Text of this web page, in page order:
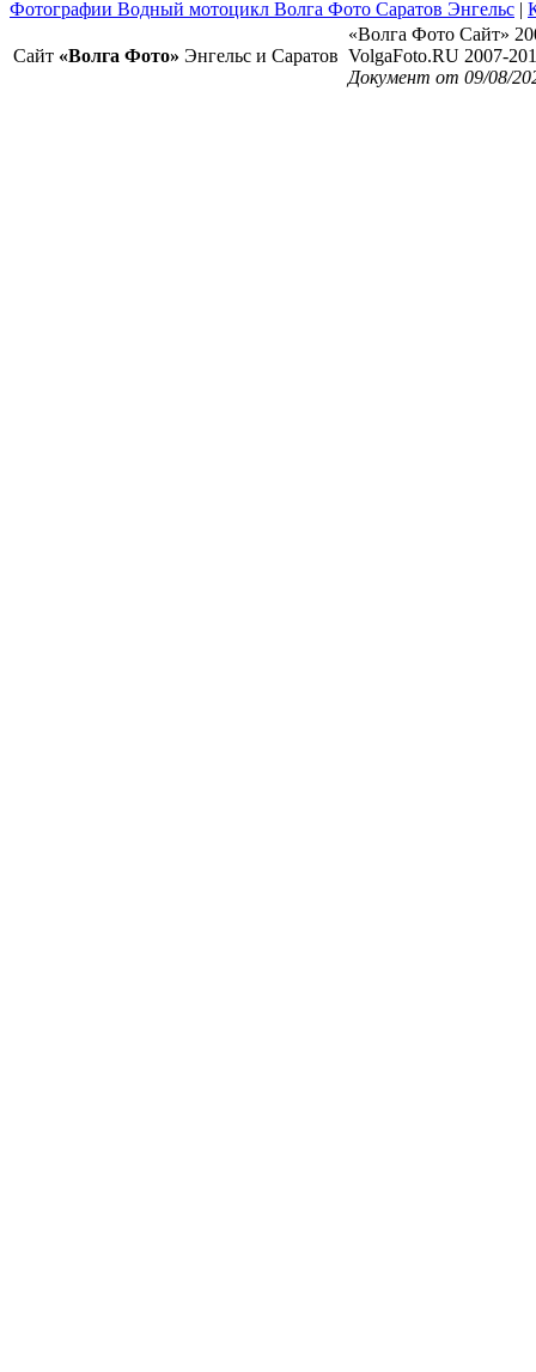
Фотографии Водный мотоцикл Волга Фото Саратов Энгельс |
Сайт «Волга Фото» Энгельс и Саратов
«Волга Фото Сайт»
VolgaFoto.RU 2007-
Документ от 09/08/